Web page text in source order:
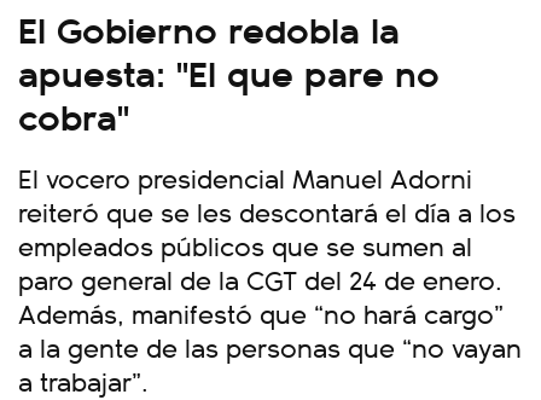
El Gobierno redobla la
apuesta: "El que pare no
cobra"
El vocero presidencial Manuel Adorni
reiteró que se les descontará el día a los
empleados públicos que se sumen al
paro general de la CGT del 24 de enero.
Además, manifestó que “no hará cargo”
a la gente de las personas que “no vayan
a trabajar”.